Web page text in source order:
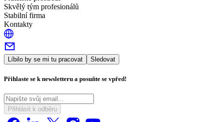
Skvělý tým profesionálů
Stabilní firma
Kontakty
Líbilo by se mi tu pracovat Sledovat
Přihlaste se k newsletteru a posuňte se vpřed!
Přihlásit k odběru